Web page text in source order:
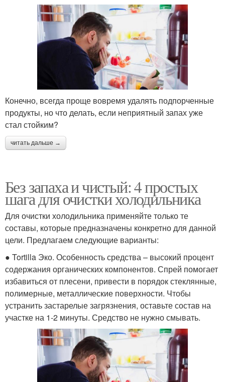
Конечно, всегда проще вовремя удалять подпорченные
продукты, но что делать, если неприятный запах уже
стал стойким?
читать дальше →
Без запаха и чистый: 4 простых
шага для очистки холодильника
Для очистки холодильника применяйте только те
составы, которые предназначены конкретно для данной
цели. Предлагаем следующие варианты:
● Tortilla Эко. Особенность средства – высокий процент
содержания органических компонентов. Спрей помогает
избавиться от плесени, привести в порядок стеклянные,
полимерные, металлические поверхности. Чтобы
устранить застарелые загрязнения, оставьте состав на
участке на 1-2 минуты. Средство не нужно смывать.